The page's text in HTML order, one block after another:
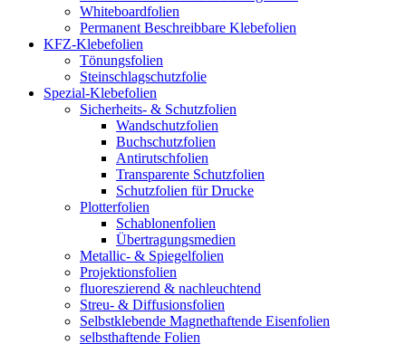
Whiteboardfolien
Permanent Beschreibbare Klebefolien
KFZ-Klebefolien
Tönungsfolien
Steinschlagschutzfolie
Spezial-Klebefolien
Sicherheits- & Schutzfolien
Wandschutzfolien
Buchschutzfolien
Antirutschfolien
Transparente Schutzfolien
Schutzfolien für Drucke
Plotterfolien
Schablonenfolien
Übertragungsmedien
Metallic- & Spiegelfolien
Projektionsfolien
fluoreszierend & nachleuchtend
Streu- & Diffusionsfolien
Selbstklebende Magnethaftende Eisenfolien
selbsthaftende Folien